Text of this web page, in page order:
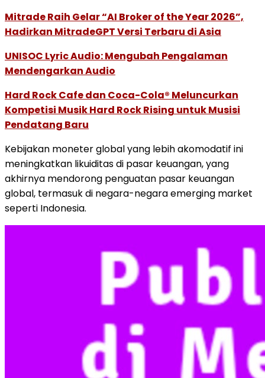
Mitrade Raih Gelar “AI Broker of the Year 2026”,
Hadirkan MitradeGPT Versi Terbaru di Asia
UNISOC Lyric Audio: Mengubah Pengalaman
Mendengarkan Audio
Hard Rock Cafe dan Coca-Cola® Meluncurkan
Kompetisi Musik Hard Rock Rising untuk Musisi
Pendatang Baru
Kebijakan moneter global yang lebih akomodatif ini
meningkatkan likuiditas di pasar keuangan, yang
akhirnya mendorong penguatan pasar keuangan
global, termasuk di negara-negara emerging market
seperti Indonesia.